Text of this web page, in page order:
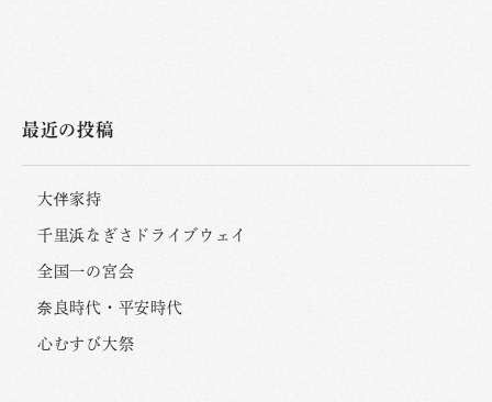
最近の投稿
大伴家持
千里浜なぎさドライブウェイ
全国一の宮会
奈良時代・平安時代
心むすび大祭